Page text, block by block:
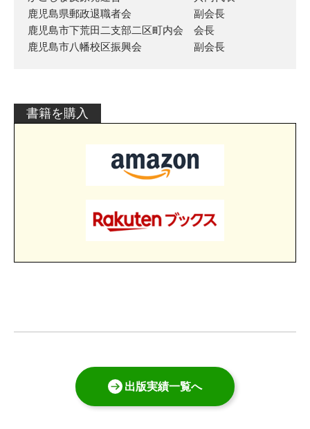
鹿児島県郵政退職者会 副会長
鹿児島市下荒田二支部二区町内会 会長
鹿児島市八幡校区振興会 副会長
書籍を購入
出版実績一覧へ